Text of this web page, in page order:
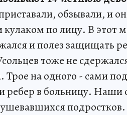
обзывали, и
кулаком по лицу. В этот
и полез защищать
тоже не
Трое на одного - сами
ребер в больницу. Наши